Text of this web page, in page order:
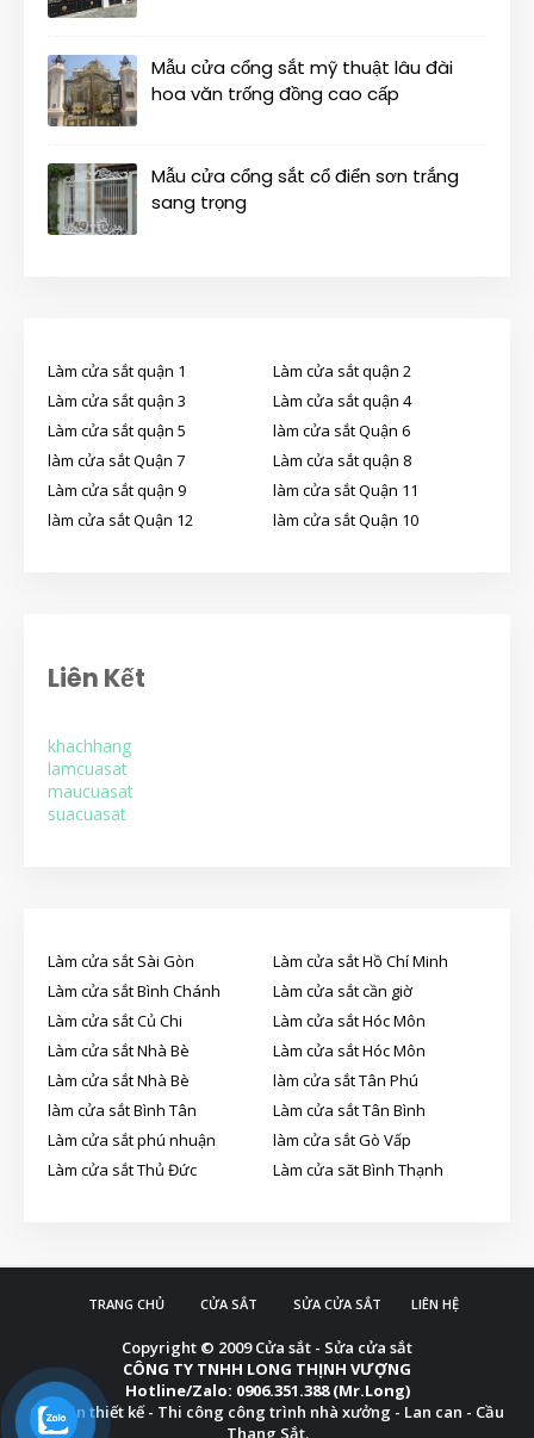
Mẫu cửa cổng sắt mỹ thuật lâu đài
hoa văn trống đồng cao cấp
Mẫu cửa cổng sắt cổ điển sơn trắng
sang trọng
Làm cửa sắt quận 1
Làm cửa sắt quận 2
Làm cửa sắt quận 3
Làm cửa sắt quận 4
Làm cửa sắt quận 5
làm cửa sắt Quận 6
làm cửa sắt Quận 7
Làm cửa sắt quận 8
Làm cửa sắt quận 9
làm cửa sắt Quận 11
làm cửa sắt Quận 12
làm cửa sắt Quận 10
Liên Kết
khachhang
lamcuasat
maucuasat
suacuasat
Làm cửa sắt Sài Gòn
Làm cửa sắt Hồ Chí Minh
Làm cửa sắt Bình Chánh
Làm cửa sắt cần giờ
Làm cửa sắt Củ Chi
Làm cửa sắt Hóc Môn
Làm cửa sắt Nhà Bè
Làm cửa sắt Hóc Môn
Làm cửa sắt Nhà Bè
làm cửa sắt Tân Phú
làm cửa sắt Bình Tân
Làm cửa sắt Tân Bình
Làm cửa sắt phú nhuận
làm cửa sắt Gò Vấp
Làm cửa sắt Thủ Đức
Làm cửa săt Bình Thạnh
TRANG CHỦ CỬA SẮT SỬA CỬA SẮT LIÊN HỆ
Copyright © 2009Cửa sắt - Sửa cửa sắt
CÔNG TY TNHH LONG THỊNH VƯỢNG
Hotline/Zalo: 0906.351.388 (Mr.Long)
Chuyên thiết kế - Thi công công trình nhà xưởng - Lan can - Cầu
Thang Sắt.